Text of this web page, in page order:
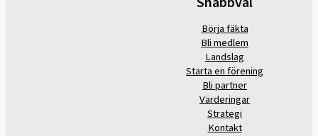
Börja fäkta
Bli medlem
Landslag
Starta en förening
Bli partner
Värderingar
Strategi
Kontakt